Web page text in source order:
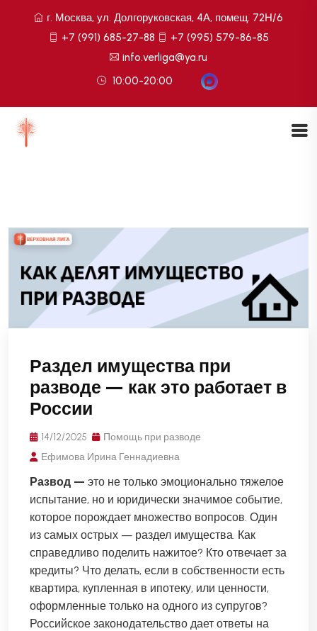
г. Москва, ул. Долгоруковская, 4А, помещ. 72Н/6
+7 (991) 685-27-88
+7 (995) 579-86-85
info.verliga@ya.ru
10:00-20:00
Раздел имущества при
разводе — как это работает в
России
14/12/2025
Помощь при разводе
Ефимова Ирина Геннадиевна
Развод — это не только эмоционально тяжелое
испытание, но и юридически значимое событие,
которое порождает множество вопросов. Один
из самых острых — раздел имущества. Как
справедливо поделить нажитое? Кто отвечает за
кредиты? Что делать, если в собственности есть
квартира, купленная в ипотеку, или ценности,
оформленные только на одного из супругов?
Российское законодательство дает ответы на